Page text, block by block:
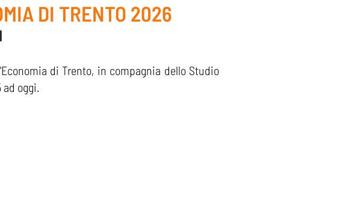
DI TRENTO 2026
di Trento, in compagnia dello Studio
oggi.